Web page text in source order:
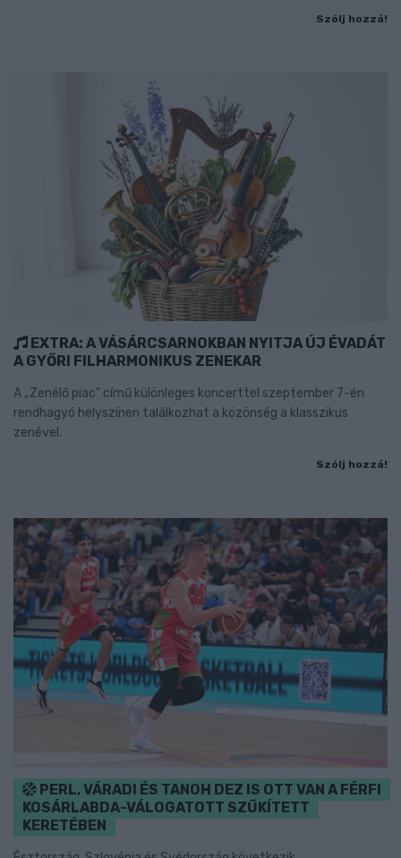
Szólj hozzá!
EXTRA: A VÁSÁRCSARNOKBAN NYITJA ÚJ ÉVADÁT
A GYŐRI FILHARMONIKUS ZENEKAR
A „Zenélő piac” című különleges koncerttel szeptember 7-én
rendhagyó helyszínen találkozhat a közönség a klasszikus
zenével.
Szólj hozzá!
PERL, VÁRADI ÉS TANOH DEZ IS OTT VAN A FÉRFI
KOSÁRLABDA-VÁLOGATOTT SZŰKÍTETT
KERETÉBEN